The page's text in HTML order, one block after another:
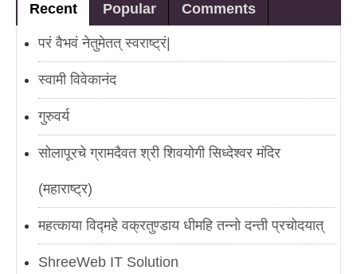
Recent Popular Comments
परं वैभवं नेतुमेतत् स्वराष्ट्रं|
स्वामी विवेकानंद
गुरुवर्य
सोलापूरचे ग्रामदैवत श्री शिवयोगी सिध्देश्वर मंदिर
(महाराष्ट्र)
महत्काया विद्महे वक्रतुण्डाय धीमहि तन्नो दन्ती प्रचोदयात्
ShreeWeb IT Solution